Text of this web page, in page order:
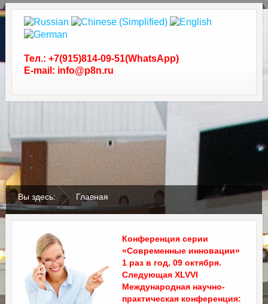
Тел.: +7(915)814-09-51(WhatsApp)
E-mail: info@p8n.ru
Вы здесь: Главная
Конференция серии
«Современные инновации»
1 раз в год, 09 октября.
Следующая XLVVI
Международная научно-
практическая конференция: